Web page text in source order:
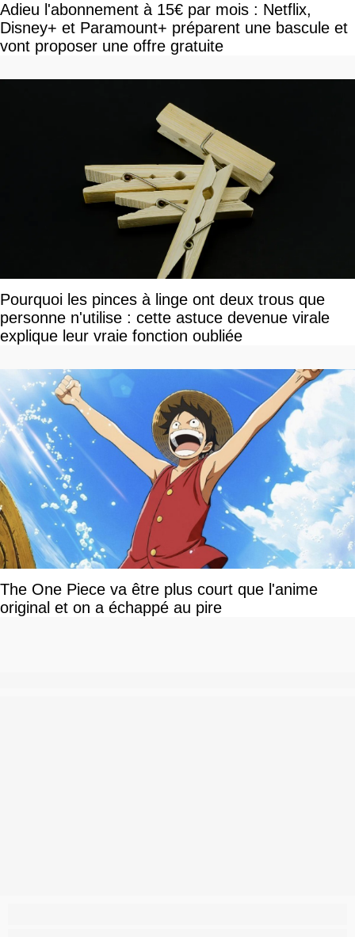
Adieu l'abonnement à 15€ par mois : Netflix,
Disney+ et Paramount+ préparent une bascule et
vont proposer une offre gratuite
Pourquoi les pinces à linge ont deux trous que
personne n'utilise : cette astuce devenue virale
explique leur vraie fonction oubliée
The One Piece va être plus court que l'anime
original et on a échappé au pire